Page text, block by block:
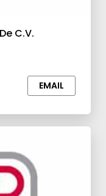
C.V.
EMAIL